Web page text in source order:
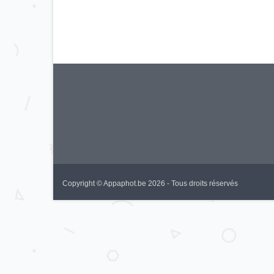
Copyright © Appaphot.be 2026 - Tous droits réservés